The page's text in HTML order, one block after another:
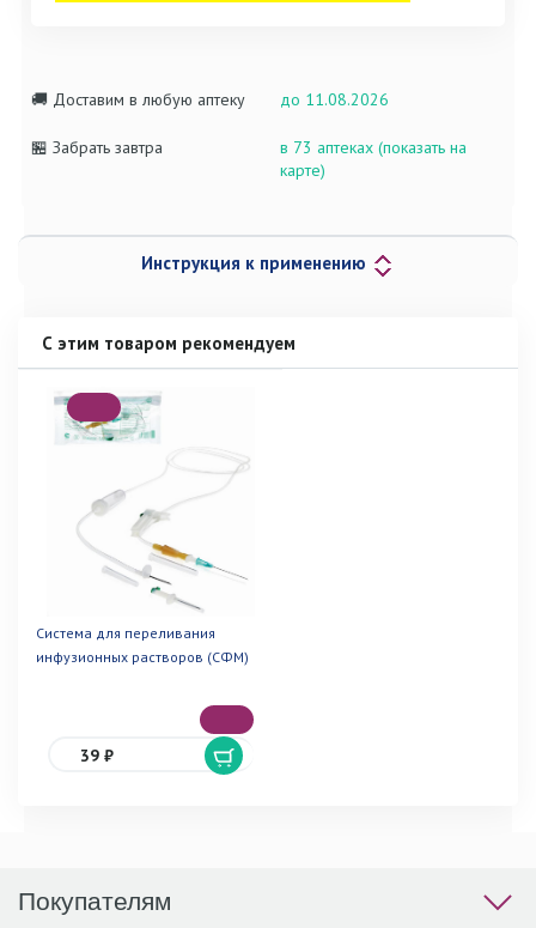
🚚 Доставим в любую аптеку до 11.08.2026
🏪 Забрать завтра
в 73 аптеках (показать на
карте)
Инструкция к применению
С этим товаром рекомендуем
Система для переливания
инфузионных растворов (СФМ)
39 ₽
Покупателям